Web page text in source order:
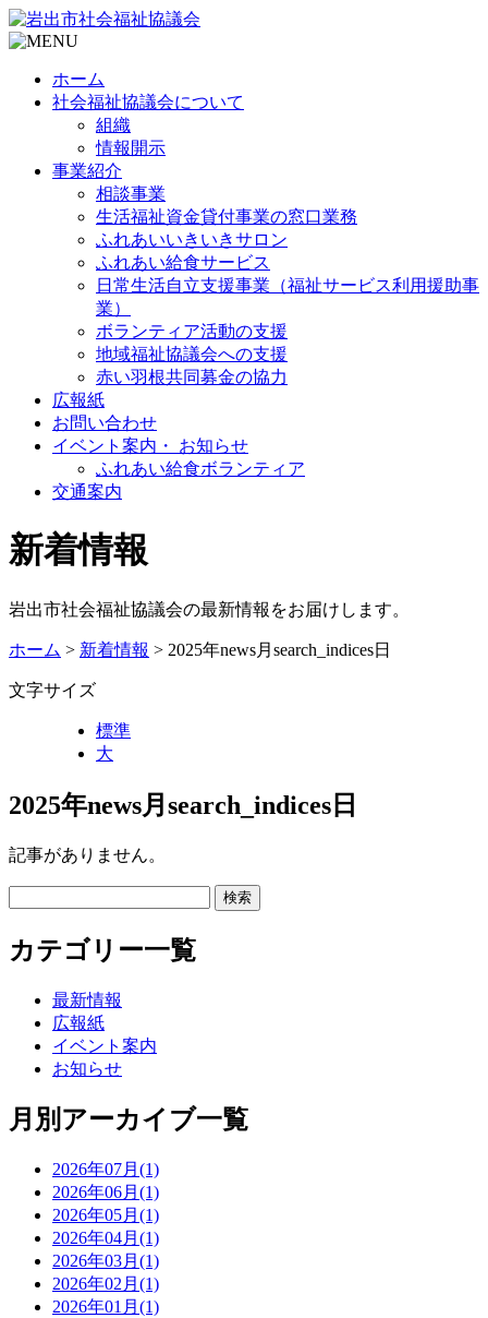
ホーム
社会福祉協議会について
組織
情報開示
事業紹介
相談事業
生活福祉資金貸付事業の窓口業務
ふれあいいきいきサロン
ふれあい給食サービス
日常生活自立支援事業（福祉サービス利用援助事
業）
ボランティア活動の支援
地域福祉協議会への支援
赤い羽根共同募金の協力
広報紙
お問い合わせ
イベント案内・ お知らせ
ふれあい給食ボランティア
交通案内
新着情報
岩出市社会福祉協議会の最新情報をお届けします。
ホーム > 新着情報 > 2025年news月search_indices日
文字サイズ
標準
大
2025年news月search_indices日
記事がありません。
カテゴリー一覧
最新情報
広報紙
イベント案内
お知らせ
月別アーカイブ一覧
2026年07月(1)
2026年06月(1)
2026年05月(1)
2026年04月(1)
2026年03月(1)
2026年02月(1)
2026年01月(1)